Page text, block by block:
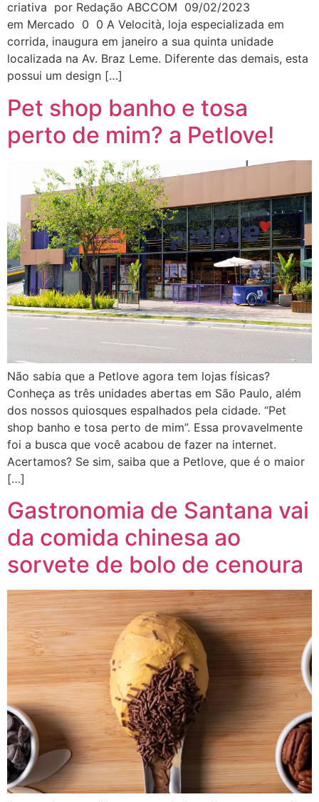
criativa por Redação ABCCOM 09/02/2023
em Mercado 0 0 A Velocità, loja especializada em
corrida, inaugura em janeiro a sua quinta unidade
localizada na Av. Braz Leme. Diferente das demais, esta
possui um design […]
Pet shop banho e tosa
perto de mim? a Petlove!
Não sabia que a Petlove agora tem lojas físicas?
Conheça as três unidades abertas em São Paulo, além
dos nossos quiosques espalhados pela cidade. “Pet
shop banho e tosa perto de mim”. Essa provavelmente
foi a busca que você acabou de fazer na internet.
Acertamos? Se sim, saiba que a Petlove, que é o maior
[…]
Gastronomia de Santana vai
da comida chinesa ao
sorvete de bolo de cenoura